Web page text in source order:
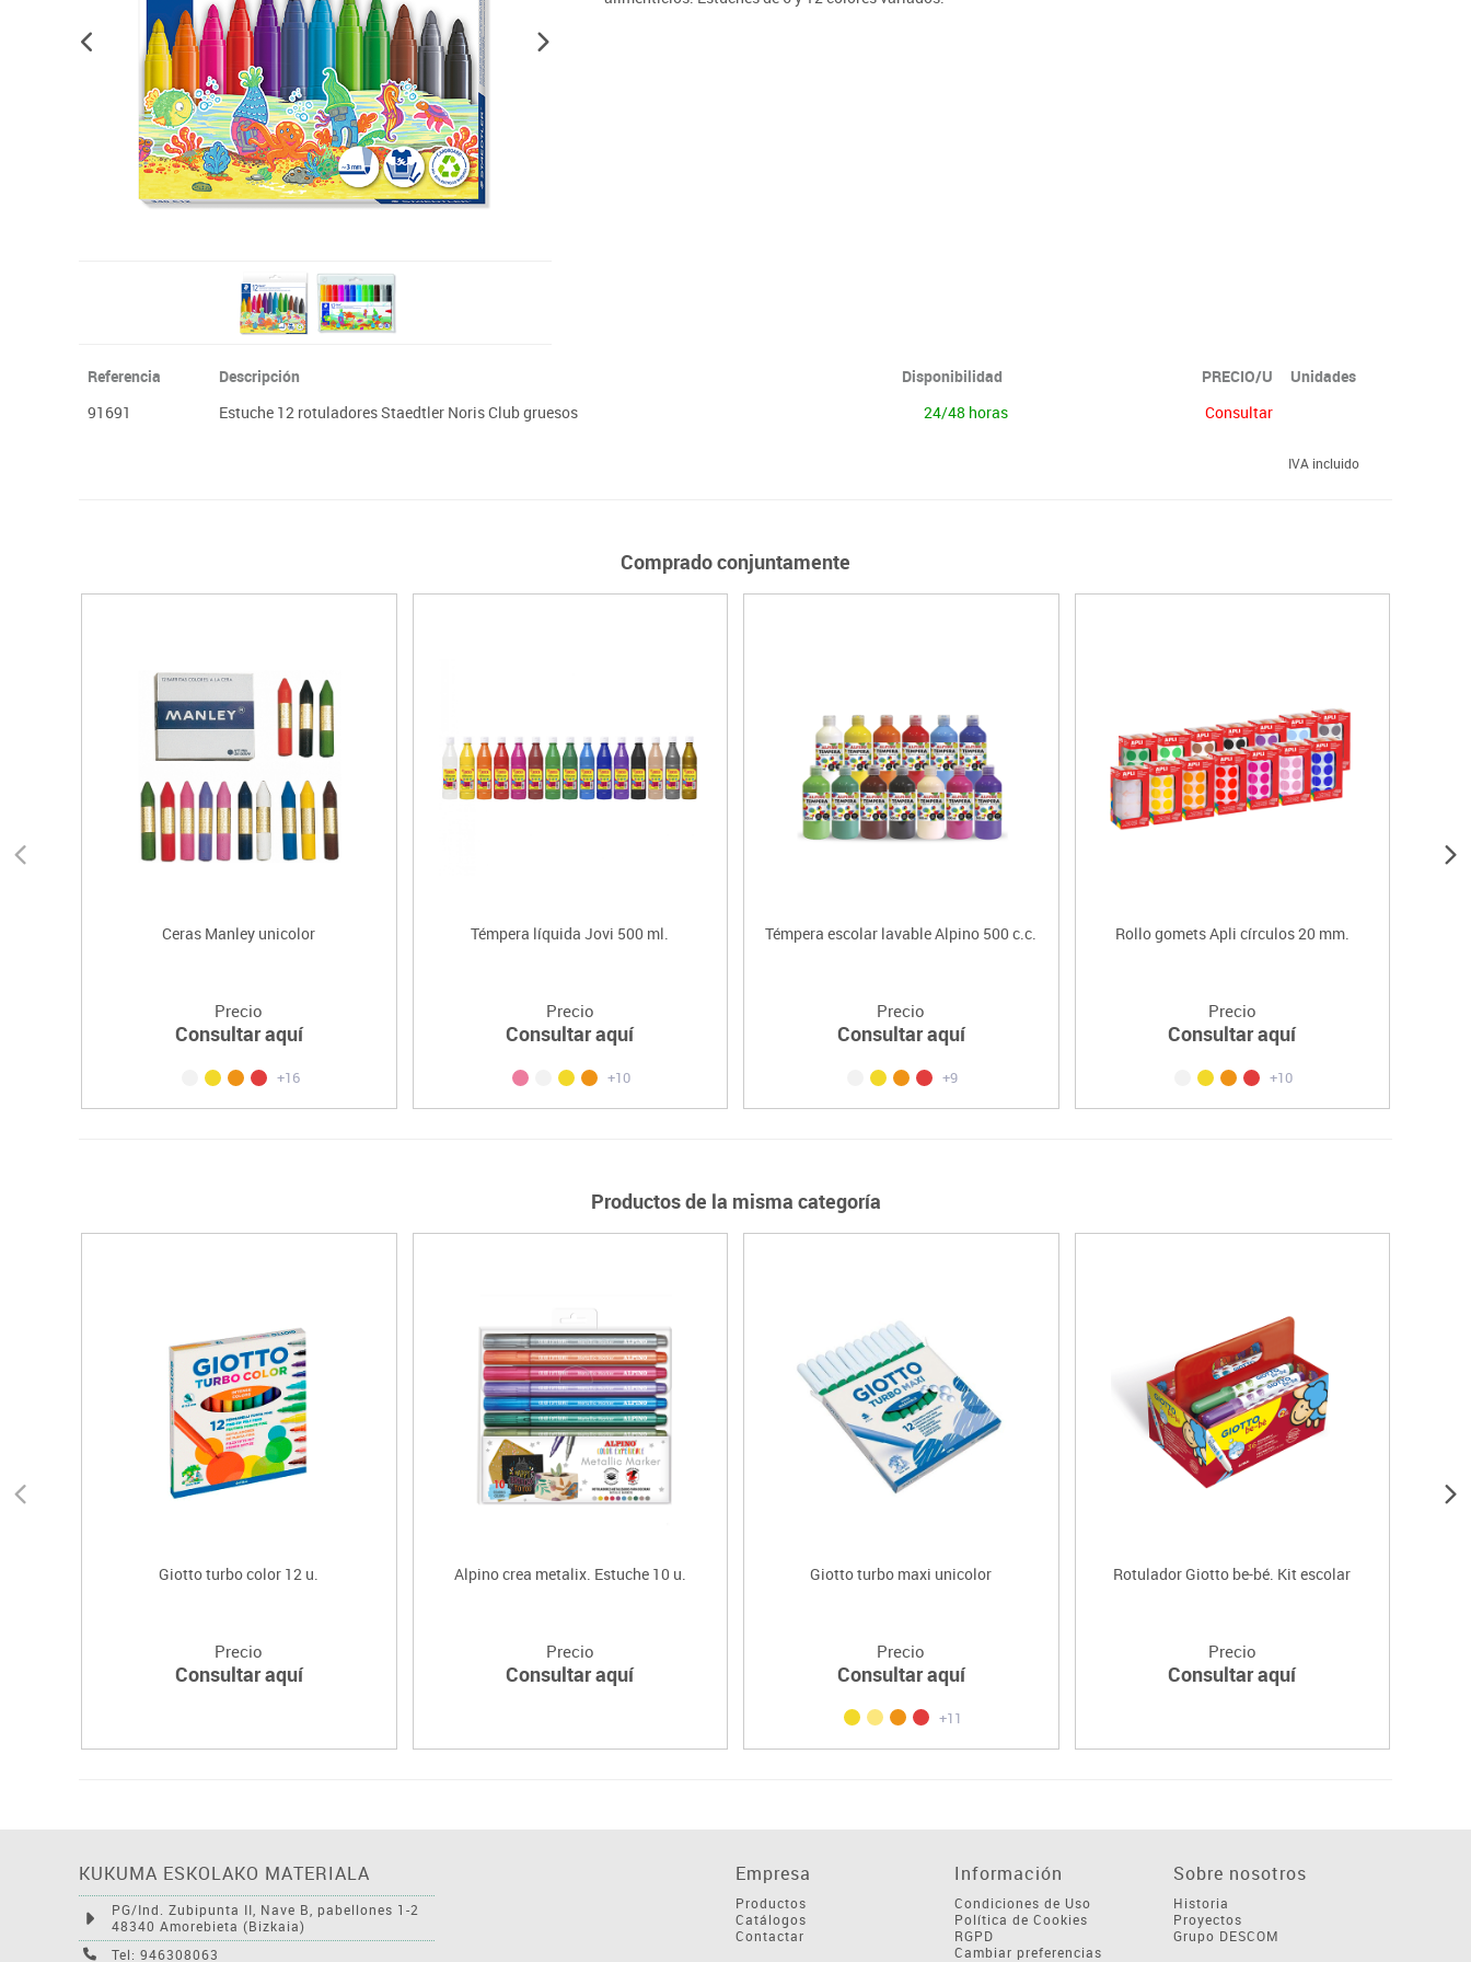
Plastifica, encuaderna, destruye
Papel y manipulados
Referencia Descripción Disponibilidad PRECIO/U
Unidades
91691
Estuche 12 rotuladores Staedtler Noris Club gruesos 24/48 horas Consultar
IVA incluido
Comprado conjuntamente
Ceras Manley unicolor
Precio
Consultar aquí
+16
Témpera líquida Jovi 500 ml.
Precio
Consultar aquí
+10
Témpera escolar lavable Alpino 500 c.c.
Precio
Consultar aquí
+9
Rollo gomets Apli círculos 20 mm.
Precio
Consultar aquí
+10
Productos de la misma categoría
Giotto turbo color 12 u.
Precio
Consultar aquí
Alpino crea metalix. Estuche 10 u.
Precio
Consultar aquí
Giotto turbo maxi unicolor
Precio
Consultar aquí
+11
Rotulador Giotto be-bé. Kit escolar
Precio
Consultar aquí
KUKUMA ESKOLAKO MATERIALA
PG/Ind. Zubipunta II, Nave B, pabellones 1-2
48340 Amorebieta (Bizkaia)
Tel: 946308063
Empresa
Productos
Catálogos
Contactar
Información
Condiciones de Uso
Política de Cookies
RGPD
Cambiar preferencias
Sobre nosotros
Historia
Proyectos
Grupo DESCOM